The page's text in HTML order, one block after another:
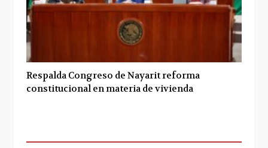
Respalda Congreso de Nayarit reforma
constitucional en materia de vivienda